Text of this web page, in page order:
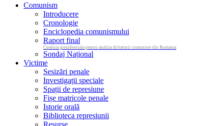
Comunism
Introducere
Cronologie
Enciclopedia comunismului
Raport final
Comisia prezidentiala pentru analiza dictaturii comuniste din Romania
Sondaj Național
Victime
Sesizări penale
Investigații speciale
Spații de represiune
Fișe matricole penale
Istorie orală
Biblioteca represiunii
Resurse